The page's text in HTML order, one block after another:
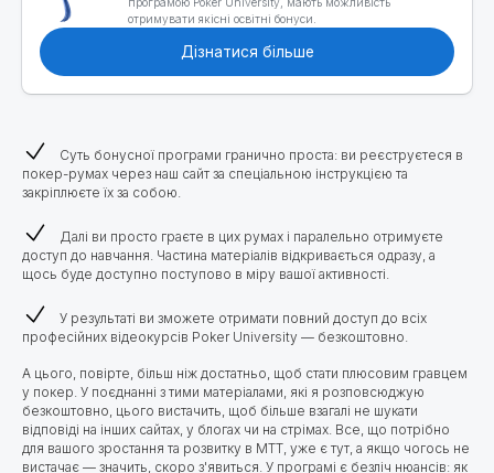
отримувати якісні освітні бонуси.
Дізнатися більше
Суть бонусної програми гранично проста: ви реєструєтеся в
покер-румах через наш сайт за спеціальною інструкцією та
закріплюєте їх за собою.
Далі ви просто граєте в цих румах і паралельно отримуєте
доступ до навчання. Частина матеріалів відкривається одразу, а
щось буде доступно поступово в міру вашої активності.
У результаті ви зможете отримати повний доступ до всіх
професійних відеокурсів Poker University — безкоштовно.
А цього, повірте, більш ніж достатньо, щоб стати плюсовим гравцем
у покер. У поєднанні з тими матеріалами, які я розповсюджую
безкоштовно, цього вистачить, щоб більше взагалі не шукати
відповіді на інших сайтах, у блогах чи на стрімах. Все, що потрібно
для вашого зростання та розвитку в МТТ, уже є тут, а якщо чогось не
вистачає — значить, скоро з'явиться. У програмі є безліч нюансів: як